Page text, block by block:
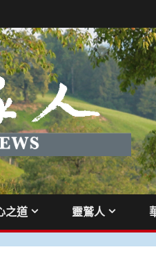
之道 靈鷲人